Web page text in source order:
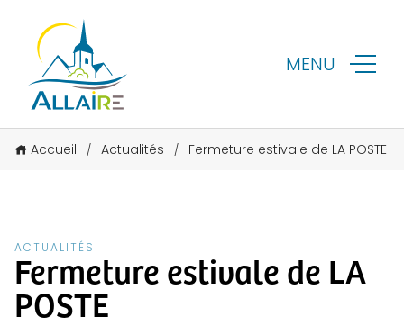
MENU
Accueil / Actualités / Fermeture estivale de LA POSTE
ACTUALITÉS
Fermeture estivale de LA
POSTE